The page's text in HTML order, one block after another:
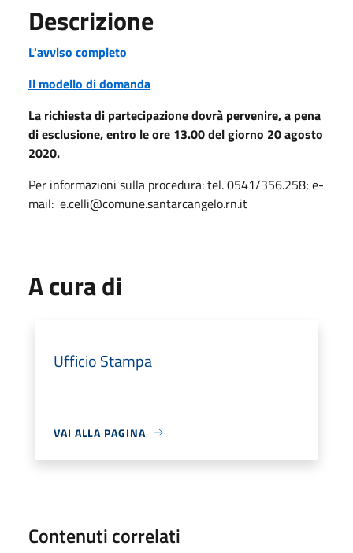
Descrizione
L'avviso completo
Il modello di domanda
La richiesta di partecipazione dovrà pervenire, a pena
di esclusione, entro le ore 13.00 del giorno 20 agosto
2020.
Per informazioni sulla procedura: tel. 0541/356.258; e-
mail: e.celli@comune.santarcangelo.rn.it
A cura di
Ufficio Stampa
VAI ALLA PAGINA
Contenuti correlati